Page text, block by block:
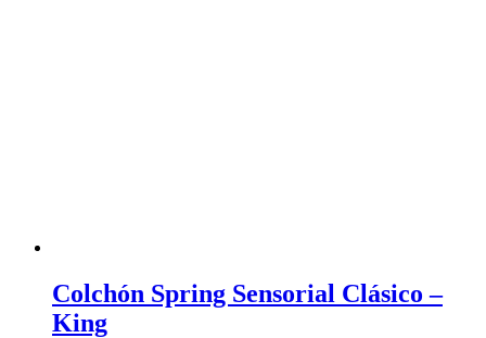
Colchón Spring Sensorial Clásico –
King